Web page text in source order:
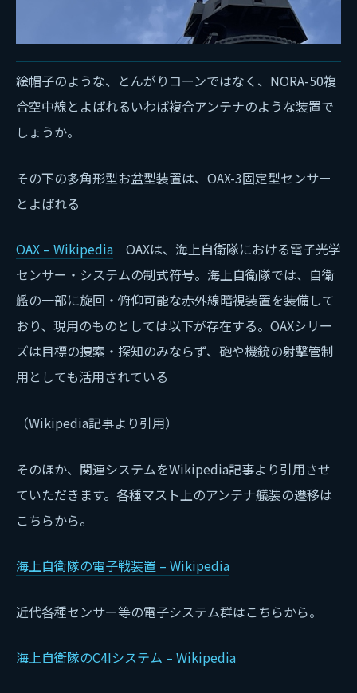
絵帽子のような、とんがりコーンではなく、NORA-50複
合空中線とよばれるいわば複合アンテナのような装置で
しょうか。
その下の多角形型お盆型装置は、OAX-3固定型センサー
とよばれる
OAX – Wikipedia OAXは、海上自衛隊における電子光学
センサー・システムの制式符号。海上自衛隊では、自衛
艦の一部に旋回・俯仰可能な赤外線暗視装置を装備して
おり、現用のものとしては以下が存在する。OAXシリー
ズは目標の捜索・探知のみならず、砲や機銃の射撃管制
用としても活用されている
（Wikipedia記事より引用）
そのほか、関連システムをWikipedia記事より引用させ
ていただきます。各種マスト上のアンテナ艤装の遷移は
こちらから。
海上自衛隊の電子戦装置 – Wikipedia
近代各種センサー等の電子システム群はこちらから。
海上自衛隊のC4Iシステム – Wikipedia